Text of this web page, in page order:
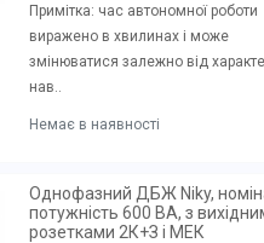
Примітка: час автономної роботи
виражено в хвилинах і може
змінюватися залежно від
нав..
Немає в наявності
Однофазний ДБЖ Niky,
потужність 600 ВА, з
розетками 2К+З і МЕК